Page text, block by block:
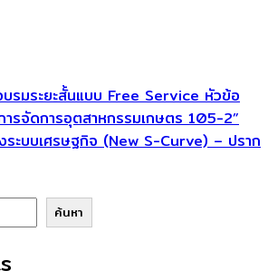
รมระยะสั้นแบบ Free Service หัวข้อ
รจัดการอุตสาหกรรมเกษตร 105-2”
ระบบเศรษฐกิจ (New S-Curve) – ปราก
ค้นหา